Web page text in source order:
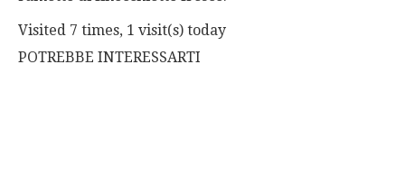
Visited 7 times, 1 visit(s) today
POTREBBE INTERESSARTI